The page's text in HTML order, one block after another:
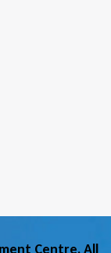
Centre. All